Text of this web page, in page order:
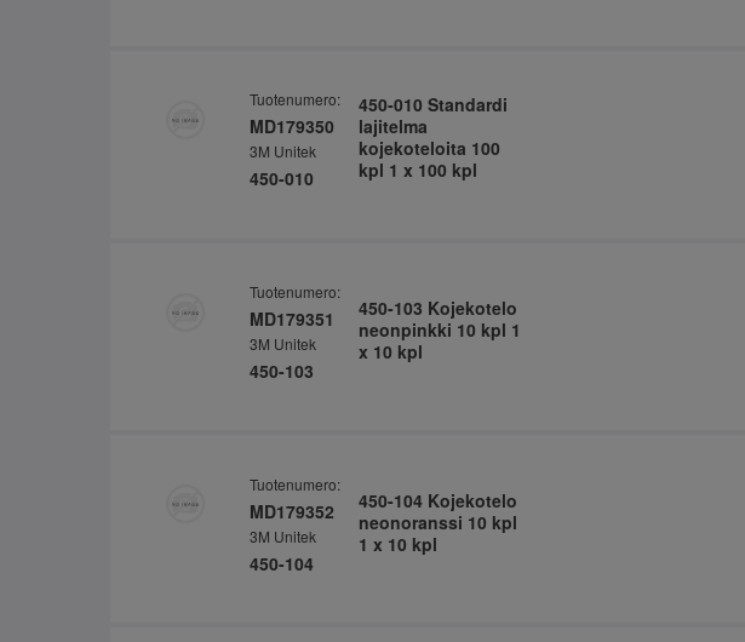
Tuotenumero:
MD179350
3M Unitek
450-010
450-010 Standardi
lajitelma
kojekoteloita 100
kpl 1 x 100 kpl
Tuotenumero:
MD179351
3M Unitek
450-103
450-103 Kojekotelo
neonpinkki 10 kpl 1
x 10 kpl
Tuotenumero:
MD179352
3M Unitek
450-104
450-104 Kojekotelo
neonoranssi 10 kpl
1 x 10 kpl